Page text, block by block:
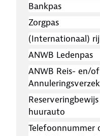
Bankpas
Zorgpas
(Internationaal)
ANWB Ledenpas
ANWB Reis- en/of
huurauto
Telefoonnummer